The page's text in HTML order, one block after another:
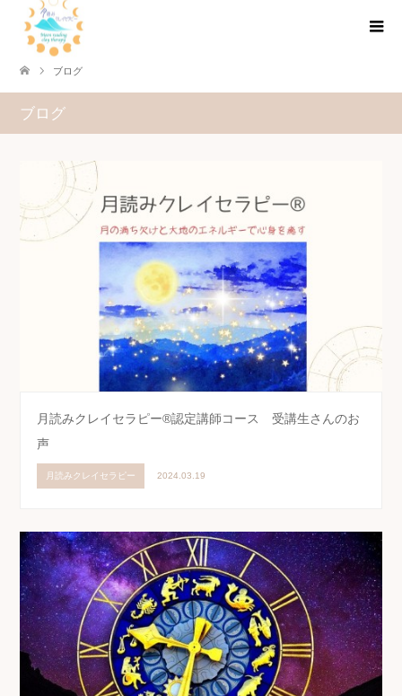
ブログ
ブログ
月読みクレイセラピー®認定講師コース 受講生さんのお
声
月読みクレイセラピー 2024.03.19